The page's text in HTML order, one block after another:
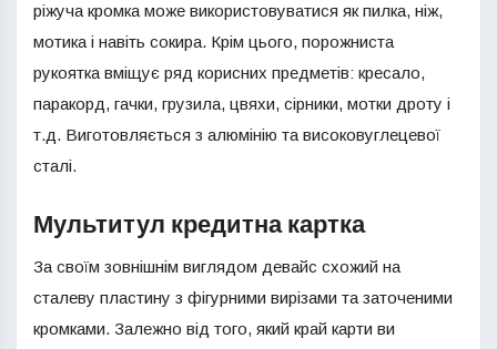
ріжуча кромка може використовуватися як пилка, ніж,
мотика і навіть сокира. Крім цього, порожниста
рукоятка вміщує ряд корисних предметів: кресало,
паракорд, гачки, грузила, цвяхи, сірники, мотки дроту і
т.д. Виготовляється з алюмінію та високовуглецевої
сталі.
Мультитул кредитна картка
За своїм зовнішнім виглядом девайс схожий на
сталеву пластину з фігурними вирізами та заточеними
кромками. Залежно від того, який край карти ви